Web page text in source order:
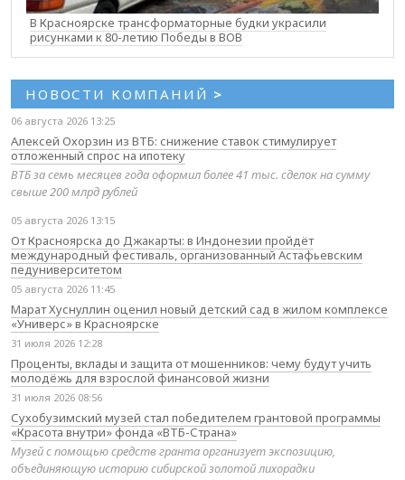
В Красноярске трансформаторные будки украсили
рисунками к 80-летию Победы в ВОВ
НОВОСТИ КОМПАНИЙ >
06 августа 2026 13:25
Алексей Охорзин из ВТБ: снижение ставок стимулирует
отложенный спрос на ипотеку
ВТБ за семь месяцев года оформил более 41 тыс. сделок на сумму
свыше 200 млрд рублей
05 августа 2026 13:15
От Красноярска до Джакарты: в Индонезии пройдёт
международный фестиваль, организованный Астафьевским
педуниверситетом
05 августа 2026 11:45
Марат Хуснуллин оценил новый детский сад в жилом комплексе
«Универс» в Красноярске
31 июля 2026 12:28
Проценты, вклады и защита от мошенников: чему будут учить
молодёжь для взрослой финансовой жизни
31 июля 2026 08:56
Сухобузимский музей стал победителем грантовой программы
«Красота внутри» фонда «ВТБ-Страна»
Музей с помощью средств гранта организует экспозицию,
объединяющую историю сибирской золотой лихорадки